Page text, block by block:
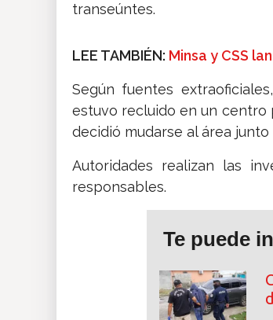
transeúntes.
LEE TAMBIÉN: Minsa y CSS
Según fuentes
estuvo recluido en un centro
decidió mudarse al área junto
Autoridades realizan las
responsables.
Te puede